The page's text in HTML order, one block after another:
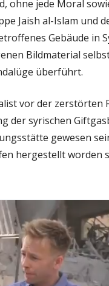
jede Moral
Jaish al-Islam und
Gebäude in
Bildmaterial
überführt.
vor der zerstörten
syrischen
gewesen
hergestellt worden